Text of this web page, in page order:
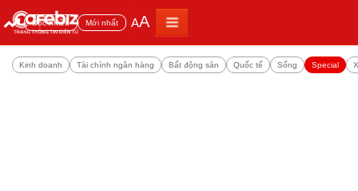
Đọc nhiều Mới nhất AA
Kinh doanh Tài chính ngân hàng Bất động sản Quốc tế Sống Special